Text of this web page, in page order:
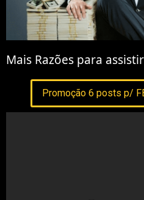
Mais Razões para assistir
Promoção 6 posts p/